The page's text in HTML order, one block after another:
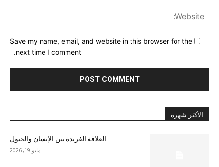
Save my name, email, and website in this browser for the
next time I comment.
الأكثر شهرة
العلاقة الفريدة بين الإنسان والخيول
مايو 19, 2026